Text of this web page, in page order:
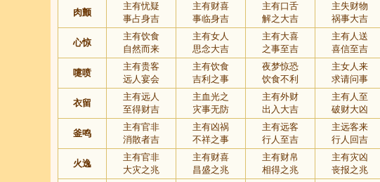
肉颤
主有忧疑
事占身吉
主有财喜
事临身吉
主有口舌
解之大吉
主失财物
祸事大吉
心惊
主有饮食
自然而来
主有女人
思念大吉
主有大喜
之事至吉
主有人送
喜信至吉
嚏喷
主有贵客
远人宴会
主有饮食
吉利之事
夜梦惊恐
饮食不利
主女人来
求请问事
衣留
主有远人
至得财吉
主血光之
灾事无防
主有外财
出入大吉
主有人至
破财大凶
釜鸣
主有官非
消散者吉
主有凶祸
不祥之事
主有远客
行人至吉
主远客来
行人回吉
火逸
主有官非
大灾之兆
主有财喜
昌盛之兆
主有财帛
相得之兆
主有灾凶
丧报之兆